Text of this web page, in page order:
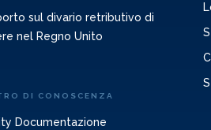
sul divario retributivo di
nel Regno Unito
DI CONOSCENZA
Documentazione